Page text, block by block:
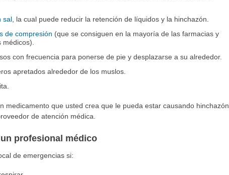
sal , la cual puede reducir la retención de líquidos y la hinchazón.
de compresión (que se consiguen en la mayoría de las farmacias y
con frecuencia para ponerse de pie y desplazarse a su alrededor.
apretados alrededor de los muslos.
medicamento que usted crea que le pueda estar causando hinchazón
de atención médica.
profesional médico
de emergencias si: